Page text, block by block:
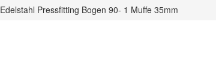
Edelstahl Pressfitting Bogen 90- 1 Muffe 35mm